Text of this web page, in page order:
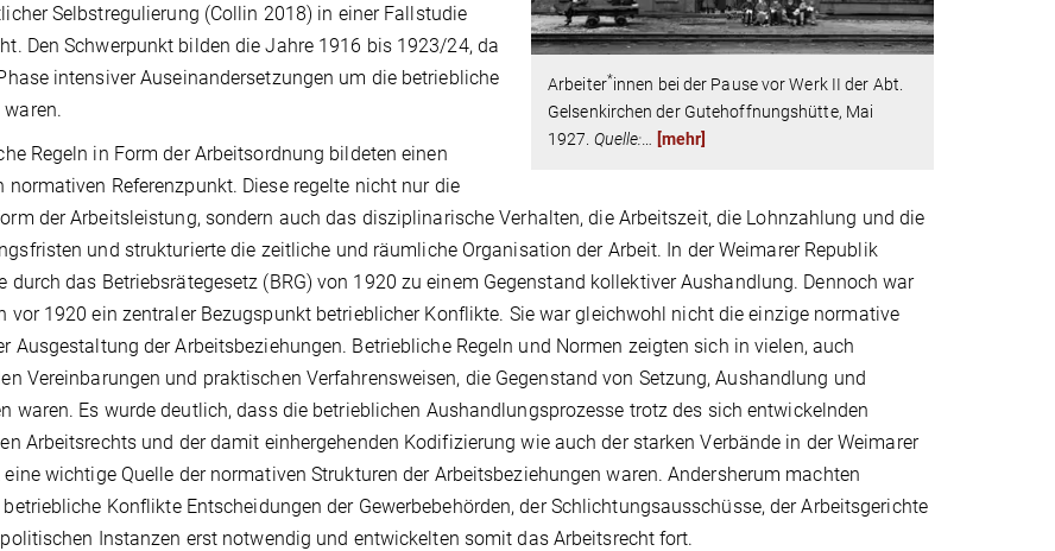
Arbeiter*innen bei der Pause vor Werk II der Abt.
Gelsenkirchen der Gutehoffnungshütte, Mai
1927. Quelle: [mehr]
Selbstregulierung (Collin 2018) in einer Fallstudie
Den Schwerpunkt bilden die Jahre 1916 bis 1923/24, da
intensiver Auseinandersetzungen um die betriebliche
waren.
Regeln in Form der Arbeitsordnung bildeten einen
normativen Referenzpunkt. Diese regelte nicht nur die
der Arbeitsleistung, sondern auch das disziplinarische Verhalten, die Arbeitszeit, die Lohnzahlung und die
und strukturierte die zeitliche und räumliche Organisation der Arbeit. In der Weimarer Republik
durch das Betriebsrätegesetz (BRG) von 1920 zu einem Gegenstand kollektiver Aushandlung. Dennoch war
vor 1920 ein zentraler Bezugspunkt betrieblicher Konflikte. Sie war gleichwohl nicht die einzige normative
Ausgestaltung der Arbeitsbeziehungen. Betriebliche Regeln und Normen zeigten sich in vielen, auch
Vereinbarungen und praktischen Verfahrensweisen, die Gegenstand von Setzung, Aushandlung und
waren. Es wurde deutlich, dass die betrieblichen Aushandlungsprozesse trotz des sich entwickelnden
Arbeitsrechts und der damit einhergehenden Kodifizierung wie auch der starken Verbände in der Weimarer
eine wichtige Quelle der normativen Strukturen der Arbeitsbeziehungen waren. Andersherum machten
betriebliche Konflikte Entscheidungen der Gewerbebehörden, der Schlichtungsausschüsse, der Arbeitsgerichte
Instanzen erst notwendig und entwickelten somit das Arbeitsrecht fort.